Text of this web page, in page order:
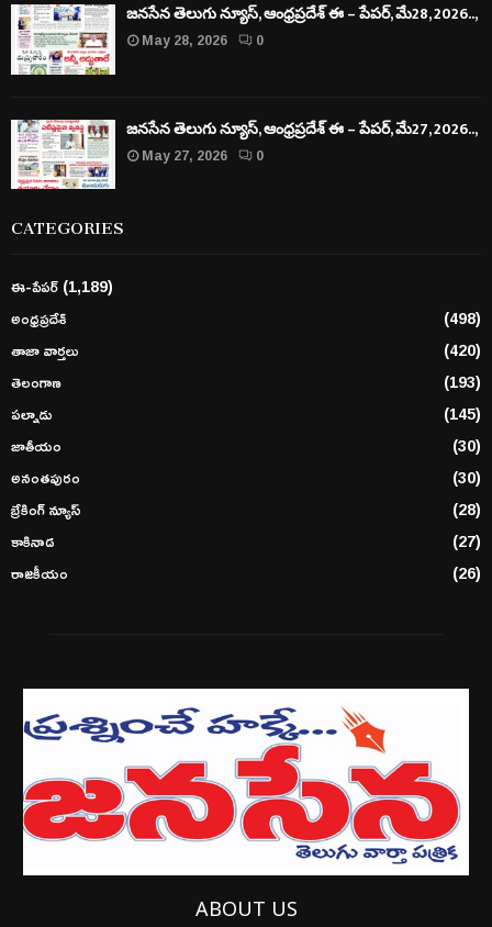
జనసేన తెలుగు న్యూస్, ఆంధ్రప్రదేశ్ ఈ – పేపర్, మే28, 2026..,
May 28, 2026
0
జనసేన తెలుగు న్యూస్, ఆంధ్రప్రదేశ్ ఈ – పేపర్, మే27, 2026..,
May 27, 2026
0
CATEGORIES
ఈ-పేపర్(1,189)
అంధ్రప్రదేశ్
(498)
తాజా వార్తలు
(420)
తెలంగాణ
(193)
పల్నాడు
(145)
జాతీయం
(30)
అనంతపురం
(30)
బ్రేకింగ్ న్యూస్
(28)
కాకినాడ
(27)
రాజకీయం
(26)
ABOUT US